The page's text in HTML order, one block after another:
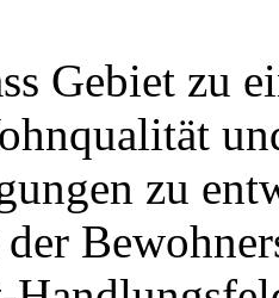
Gebiet zu
zu